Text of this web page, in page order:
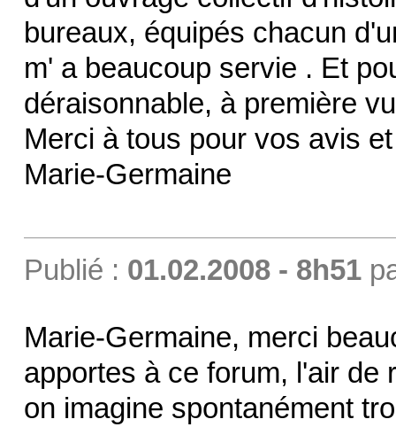
bureaux, équipés chacun
m' a beaucoup servie . Et
déraisonnable, à première
Merci à tous pour vos avis
Marie-Germaine
Publié : 01.02.2008 - 8h51
Marie-Germaine, merci
apportes à ce forum, l'air de
on imagine spontanément